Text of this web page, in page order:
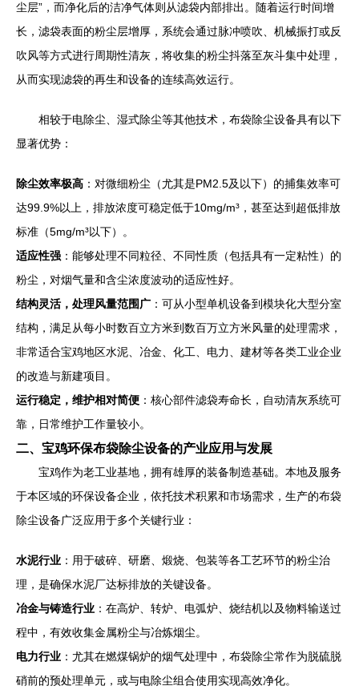
尘层”，而净化后的洁净气体则从滤袋内部排出。随着运行时间增
长，滤袋表面的粉尘层增厚，系统会通过脉冲喷吹、机械振打或反
吹风等方式进行周期性清灰，将收集的粉尘抖落至灰斗集中处理，
从而实现滤袋的再生和设备的连续高效运行。
相较于电除尘、湿式除尘等其他技术，布袋除尘设备具有以下
显著优势：
除尘效率极高 ：对微细粉尘（尤其是PM2.5及以下）的捕集效率可
达99.9%以上，排放浓度可稳定低于10mg/m³，甚至达到超低排放
标准（5mg/m³以下）。
适应性强 ：能够处理不同粒径、不同性质（包括具有一定粘性）的
粉尘，对烟气量和含尘浓度波动的适应性好。
结构灵活，处理风量范围广 ：可从小型单机设备到模块化大型分室
结构，满足从每小时数百立方米到数百万立方米风量的处理需求，
非常适合宝鸡地区水泥、冶金、化工、电力、建材等各类工业企业
的改造与新建项目。
运行稳定，维护相对简便 ：核心部件滤袋寿命长，自动清灰系统可
靠，日常维护工作量较小。
二、宝鸡环保布袋除尘设备的产业应用与发展
宝鸡作为老工业基地，拥有雄厚的装备制造基础。本地及服务
于本区域的环保设备企业，依托技术积累和市场需求，生产的布袋
除尘设备广泛应用于多个关键行业：
水泥行业 ：用于破碎、研磨、煅烧、包装等各工艺环节的粉尘治
理，是确保水泥厂达标排放的关键设备。
冶金与铸造行业 ：在高炉、转炉、电弧炉、烧结机以及物料输送过
程中，有效收集金属粉尘与冶炼烟尘。
电力行业 ：尤其在燃煤锅炉的烟气处理中，布袋除尘常作为脱硫脱
硝前的预处理单元，或与电除尘组合使用实现高效净化。